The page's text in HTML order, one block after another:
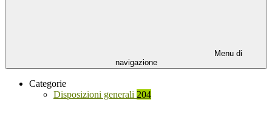
Menu di
navigazione
Categorie
Disposizioni generali 204